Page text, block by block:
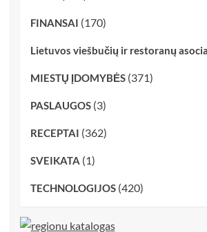
FINANSAI (170)
Lietuvos viešbučių ir restoranų
MIESTŲ ĮDOMYBĖS(371)
PASLAUGOS(3)
RECEPTAI (362)
SVEIKATA (1)
TECHNOLOGIJOS(420)